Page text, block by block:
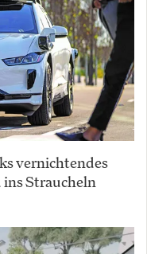
vernichtendes
Straucheln